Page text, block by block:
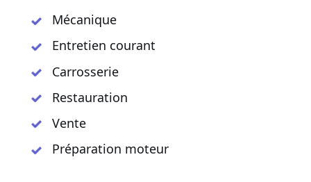
Mécanique
Entretien courant
Carrosserie
Restauration
Vente
Préparation moteur